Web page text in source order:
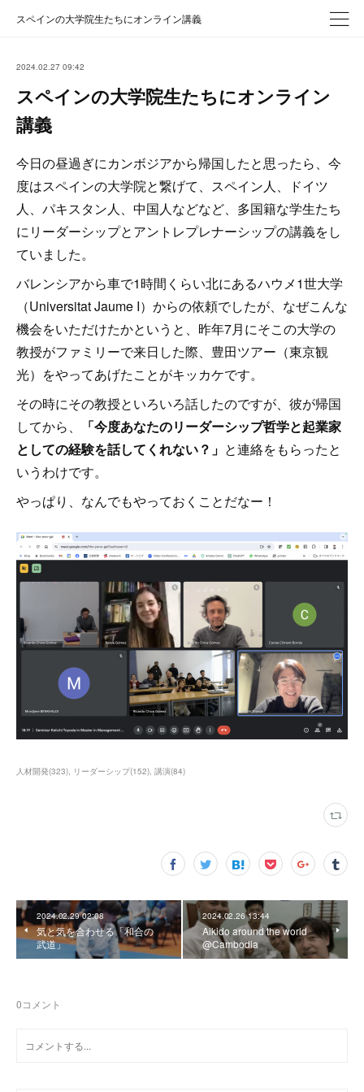
スペインの大学院生たちにオンライン講義
2024.02.27 09:42
スペインの大学院生たちにオンライン
講義
今日の昼過ぎにカンボジアから帰国したと思ったら、今
度はスペインの大学院と繋げて、スペイン人、ドイツ
人、パキスタン人、中国人などなど、多国籍な学生たち
にリーダーシップとアントレプレナーシップの講義をし
ていました。
バレンシアから車で1時間くらい北にあるハウメ1世大学
（Universitat Jaume I）からの依頼でしたが、なぜこんな
機会をいただけたかというと、昨年7月にそこの大学の
教授がファミリーで来日した際、豊田ツアー（東京観
光）をやってあげたことがキッカケです。
その時にその教授といろいろ話したのですが、彼が帰国
してから、
「今度あなたのリーダーシップ哲学と起業家
としての経験を話してくれない？」 と連絡をもらったと
いうわけです。
やっぱり、なんでもやっておくことだなー！
人材開発(323) リーダーシップ(152) 講演(84)
2024.02.29 02:08
気と気を合わせる「和合の
武道」
2024.02.26 13:44
Aikido around the world
@Cambodia
0コメント